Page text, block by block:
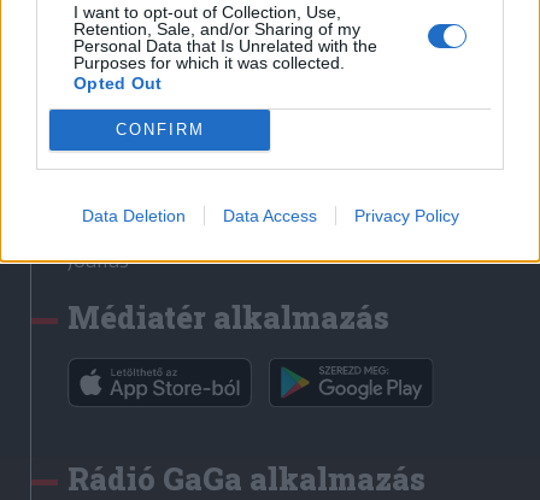
I want to opt-out of Collection, Use,
Retention, Sale, and/or Sharing of my
Personal Data that Is Unrelated with the
Purposes for which it was collected.
Opted Out
CONFIRM
Data Deletion Data Access Privacy Policy
Liget
Krónika
Bihari Napló
Erdélyi Napló
Főtér
Rádió GaGa
Jóállás
Médiatér alkalmazás
Rádió GaGa alkalmazás